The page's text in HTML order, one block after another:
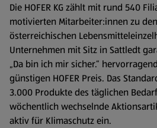
Die HOFER KG zählt mit rund 540
motivierten Mitarbeiter:innen zu
österreichischen
Unternehmen mit Sitz in Sattledt
„Da bin ich mir sicher.“
günstigen HOFER Preis. Das
3.000 Produkte des täglichen
wöchentlich wechselnde
aktiv für Klimaschutz ein.